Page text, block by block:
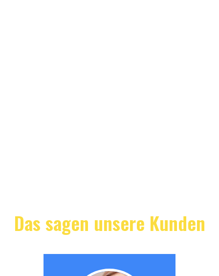
Das sagen unsere Kunden